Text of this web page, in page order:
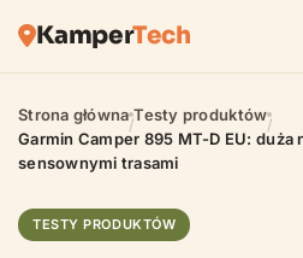
KamperTech
Strona główna/Testy produktów/
Garmin Camper 895 MT-D EU: duża
sensownymi trasami
TESTY PRODUKTÓW